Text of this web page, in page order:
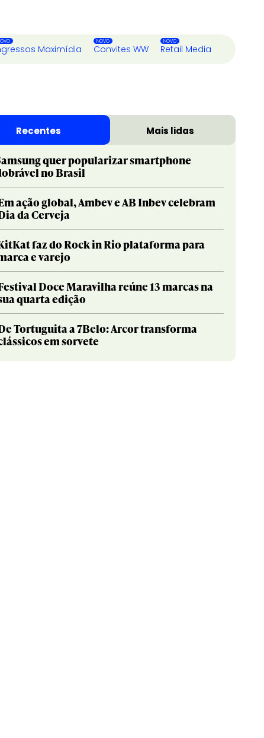
Maximídia Convites WW Retail Media
Recentes Mais lidas
quer popularizar smartphone
no Brasil
ação global, Ambev e AB Inbev celebram
da Cerveja
faz do Rock in Rio plataforma para
e varejo
Doce Maravilha reúne 13 marcas na
quarta edição
Tortuguita a 7Belo: Arcor transforma
em sorvete